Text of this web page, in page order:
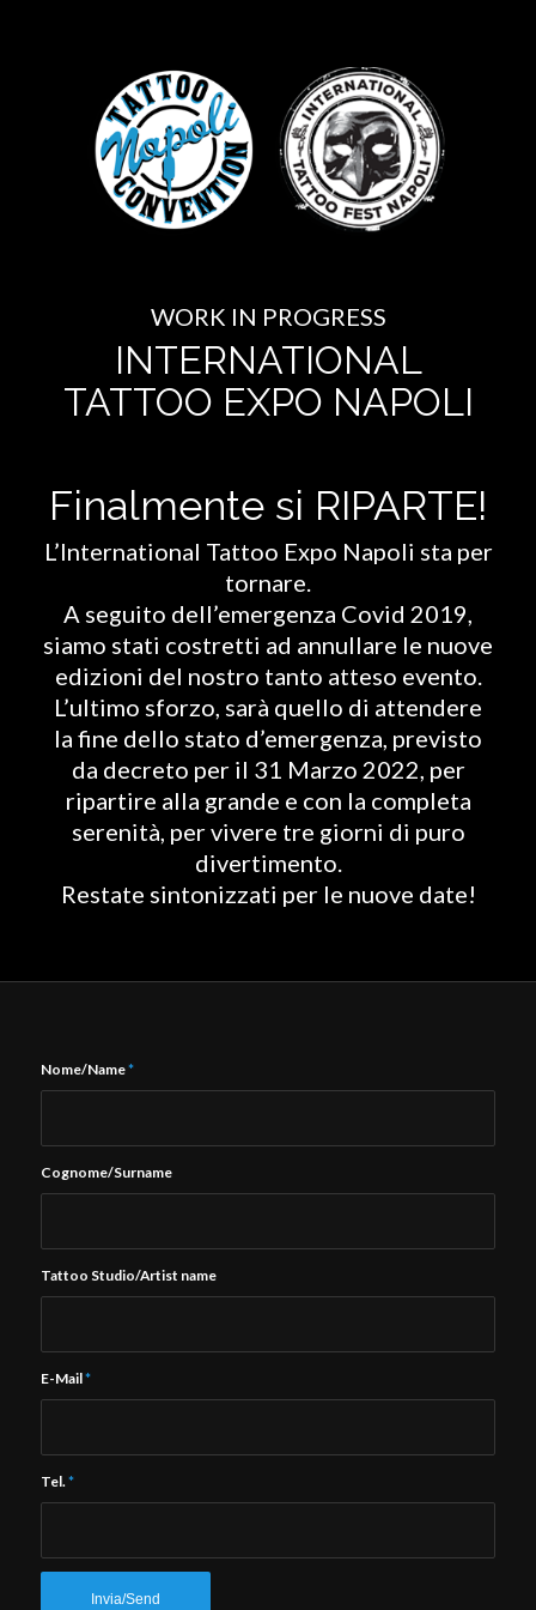
WORK IN PROGRESS
INTERNATIONAL
TATTOO EXPO NAPOLI
Finalmente si RIPARTE!
L’International Tattoo Expo Napoli sta per
tornare.
A seguito dell’emergenza Covid 2019,
siamo stati costretti ad annullare le nuove
edizioni del nostro tanto atteso evento.
L’ultimo sforzo, sarà quello di attendere
la fine dello stato d’emergenza, previsto
da decreto per il 31 Marzo 2022, per
ripartire alla grande e con la completa
serenità, per vivere tre giorni di puro
divertimento.
Restate sintonizzati per le nuove date!
Nome/Name*
Cognome/Surname
Tattoo Studio/Artist name
E-Mail*
Tel.*